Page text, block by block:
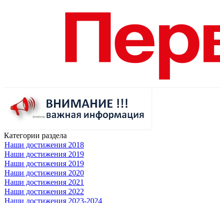
Категории раздела
Наши достижения 2018
Наши достижения 2019
Наши достижения 2019
Наши достижения 2020
Наши достижения 2021
Наши достижения 2022
Наши достижения 2023-2024